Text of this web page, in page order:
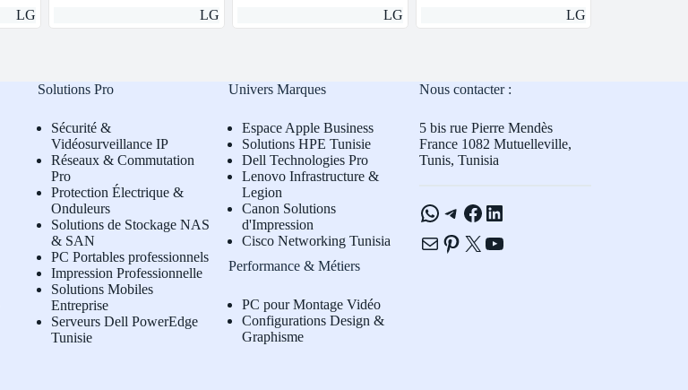
LG
LG
LG
LG
Solutions Pro
Sécurité &
Vidéosurveillance IP
Réseaux & Commutation
Pro
Protection Électrique &
Onduleurs
Solutions de Stockage NAS
& SAN
PC Portables professionnels
Impression Professionnelle
Solutions Mobiles
Entreprise
Serveurs Dell PowerEdge
Tunisie
Univers Marques
Espace Apple Business
Solutions HPE Tunisie
Dell Technologies Pro
Lenovo Infrastructure &
Legion
Canon Solutions
d'Impression
Cisco Networking Tunisia
Performance & Métiers
PC pour Montage Vidéo
Configurations Design &
Graphisme
Nous contacter :
5 bis rue Pierre Mendès
France 1082 Mutuelleville,
Tunis, Tunisia
WhatsApp
Telegram
Facebook
LinkedIn
E-mailPinterest
X YouTube